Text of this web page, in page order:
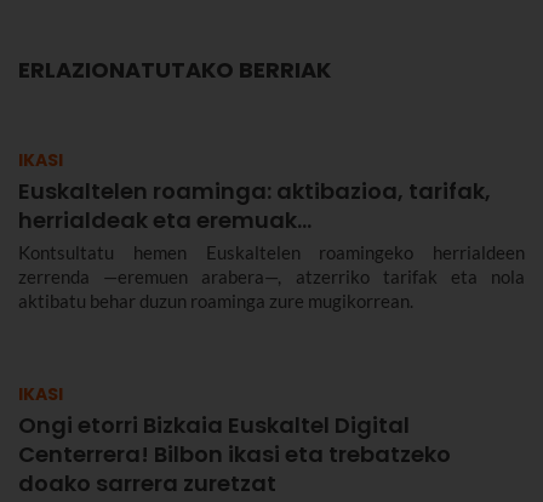
ERLAZIONATUTAKO BERRIAK
IKASI
Euskaltelen roaminga: aktibazioa, tarifak,
herrialdeak eta eremuak…
Kontsultatu hemen Euskaltelen roamingeko herrialdeen
zerrenda —eremuen arabera—, atzerriko tarifak eta nola
aktibatu behar duzun roaminga zure mugikorrean.
IKASI
Ongi etorri Bizkaia Euskaltel Digital
Centerrera! Bilbon ikasi eta trebatzeko
doako sarrera zuretzat